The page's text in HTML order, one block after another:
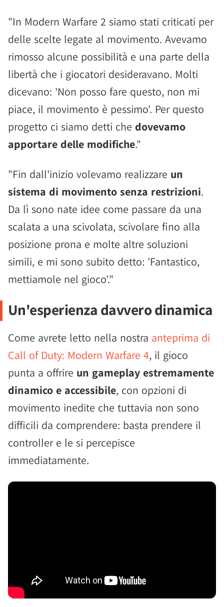
"In Modern Warfare 2 siamo stati criticati per
delle scelte legate al movimento. Avevamo
rimosso alcune possibilità e una parte della
libertà che i giocatori desideravano. Molti
dicevano: 'Non posso fare questo, non mi
piace, il movimento è pessimo'. Per questo
progetto ci siamo detti che dovevamo
apportare delle modifiche."
"Fin dall'inizio volevamo realizzare un
sistema di movimento senza restrizioni.
Da lì sono nate idee come passare da una
scalata a una scivolata, scivolare fino alla
posizione prona e molte altre soluzioni
simili, e mi sono subito detto: 'Fantastico,
mettiamole nel gioco'."
Un'esperienza davvero dinamica
Come avrete letto nella nostra anteprima di
Call of Duty: Modern Warfare 4, il gioco
punta a offrire un gameplay estremamente
dinamico e accessibile, con opzioni di
movimento inedite che tuttavia non sono
difficili da comprendere: basta prendere il
controller e le si percepisce
immediatamente.